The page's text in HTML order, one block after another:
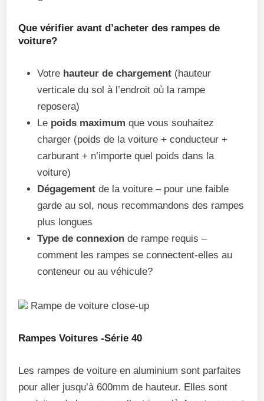
Que vérifier avant d’acheter des rampes de
voiture?
Votre hauteur de chargement (hauteur
verticale du sol à l’endroit où la rampe
reposera)
Le poids maximum que vous souhaitez
charger (poids de la voiture + conducteur +
carburant + n’importe quel poids dans la
voiture)
Dégagement de la voiture – pour une faible
garde au sol, nous recommandons des rampes
plus longues
Type de connexion de rampe requis –
comment les rampes se connectent-elles au
conteneur ou au véhicule?
Rampe de voiture close-up
Rampes Voitures -Série 40
Les rampes de voiture en aluminium sont parfaites
pour aller jusqu’à 600mm de hauteur. Elles sont